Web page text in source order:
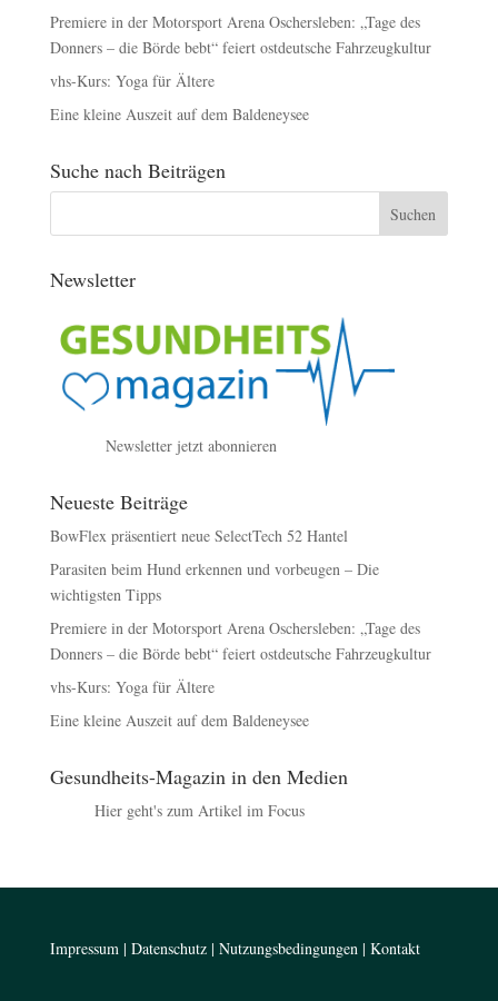
Premiere in der Motorsport Arena Oschersleben: „Tage des
Donners – die Börde bebt“ feiert ostdeutsche Fahrzeugkultur
vhs-Kurs: Yoga für Ältere
Eine kleine Auszeit auf dem Baldeneysee
Suche nach Beiträgen
Newsletter
Newsletter jetzt abonnieren
Neueste Beiträge
BowFlex präsentiert neue SelectTech 52 Hantel
Parasiten beim Hund erkennen und vorbeugen – Die
wichtigsten Tipps
Premiere in der Motorsport Arena Oschersleben: „Tage des
Donners – die Börde bebt“ feiert ostdeutsche Fahrzeugkultur
vhs-Kurs: Yoga für Ältere
Eine kleine Auszeit auf dem Baldeneysee
Gesundheits-Magazin in den Medien
Hier geht's zum Artikel im Focus
Impressum| Datenschutz| Nutzungsbedingungen| Kontakt